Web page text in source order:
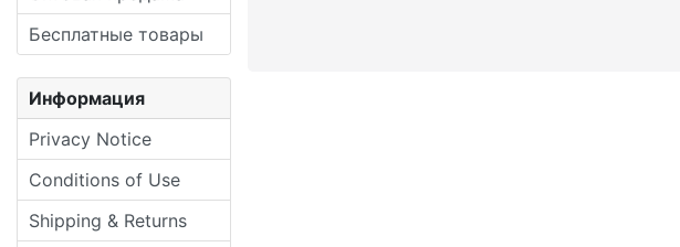
Бесплатные товары
Информация
Privacy Notice
Conditions of Use
Shipping & Returns